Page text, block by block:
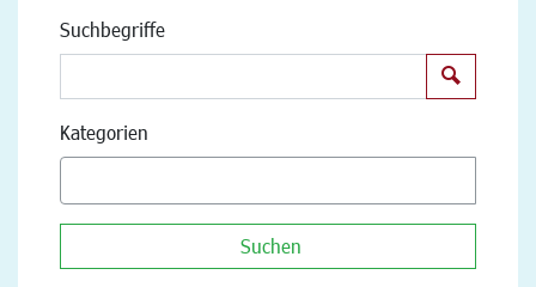
Suchbegriffe
Kategorien
Suchen